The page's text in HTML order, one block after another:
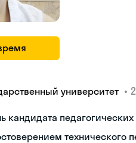
университет •
кандидата педагогических
технического